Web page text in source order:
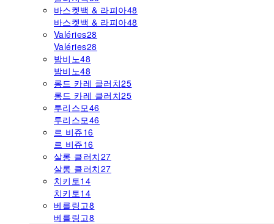
바스켓백 & 라피아48
바스켓백 & 라피아48
Valéries28
Valéries28
밤비노48
밤비노48
롱드 카레 클러치25
롱드 카레 클러치25
투리스모46
투리스모46
르 비쥬16
르 비쥬16
살롱 클러치27
살롱 클러치27
치키토14
치키토14
베를링고8
베를링고8